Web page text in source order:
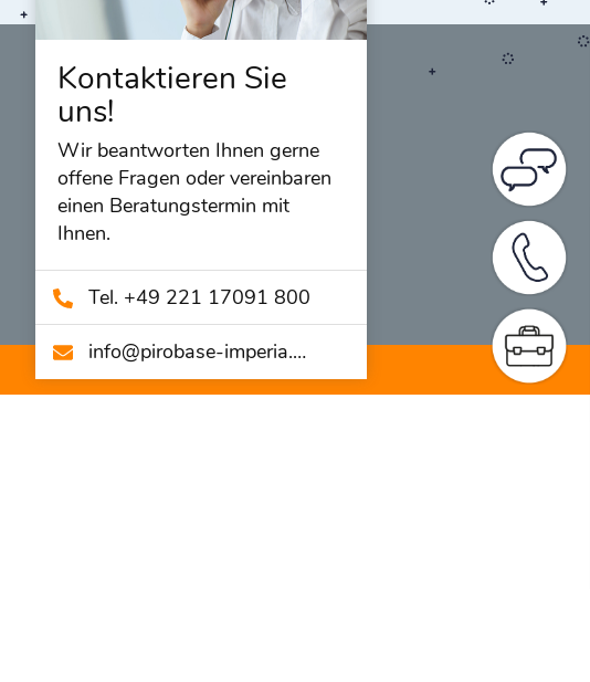
Kontaktieren Sie
uns!
Wir beantworten Ihnen gerne
offene Fragen oder vereinbaren
einen Beratungstermin mit
Ihnen.
Tel. +49 221 17091 800
info@­pirobase-imperia.com